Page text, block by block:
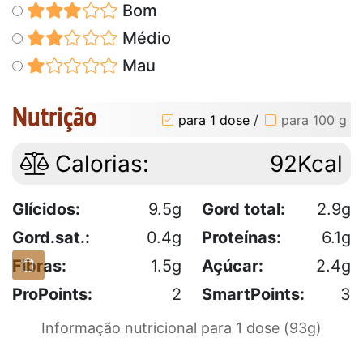
Bom
Médio
Mau
Nutrição para 1 dose / para 100 g
Calorias: 92Kcal
Glícidos: 9.5g Gord total:
2.9g
Gord.sat.:
0.4g Proteínas:
6.1g
Fibras:
1.5g Açúcar:
2.4g
ProPoints:
2 SmartPoints: 3
Informação nutricional para 1 dose (93g)